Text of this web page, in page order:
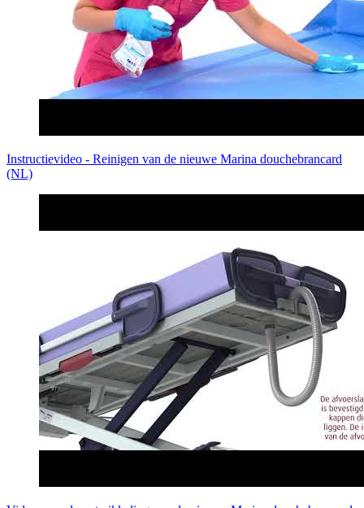
Instructievideo - Reinigen van de nieuwe Marina douchebrancard
(NL)